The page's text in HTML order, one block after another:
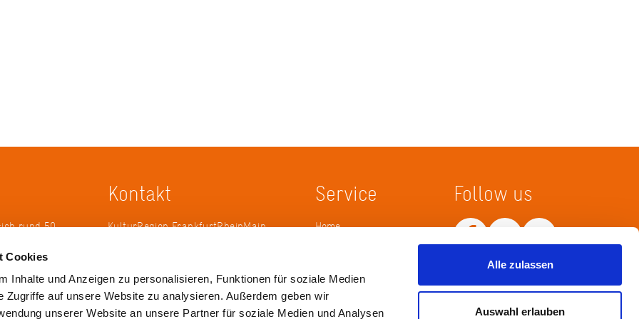
Cookies
Inhalte und Anzeigen zu personalisieren, Funktionen für soziale Medien
Zugriffe auf unsere Website zu analysieren. Außerdem geben wir
unserer Website an unsere Partner für soziale Medien und Analysen
Alle zulassen
Auswahl erlauben
rund 50
2005 die
Kontakt
KulturRegion FrankfurtRheinMain
Tel.: +49 69 2577-1700
Fax: +49 69 2577-1750
Service
Home
Follow us
Netiquette